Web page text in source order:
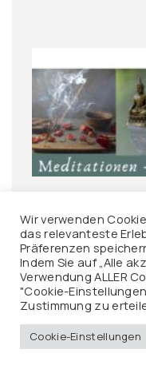
Meditationen –
Wir verwenden
das relevanteste
Präferenzen
Indem Sie auf „Alle
Verwendung ALLER
"Cookie-
Zustimmung zu
Cookie-Einstellungen